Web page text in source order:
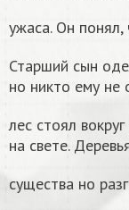
ужаса. Он понял,
Старший сын
но никто ему не
лес стоял
на свете.
существа но